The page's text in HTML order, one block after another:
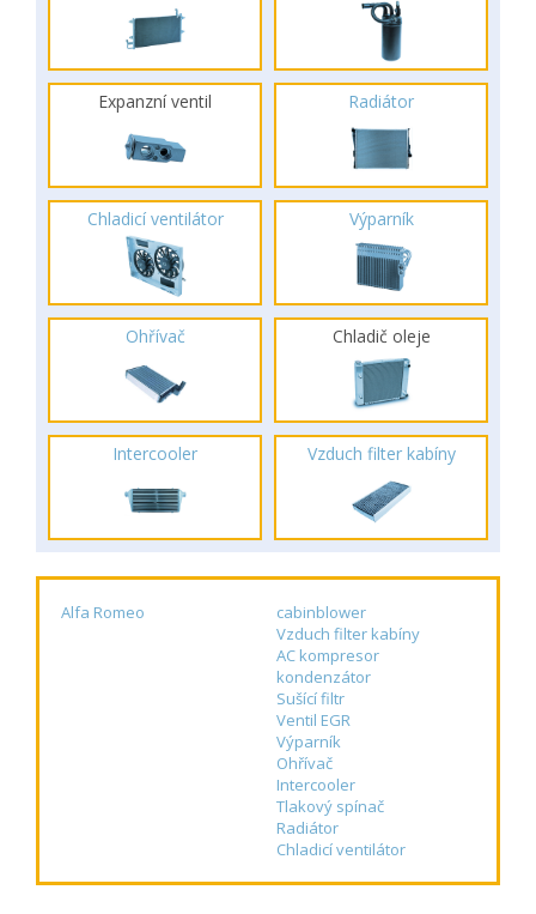
Expanzní ventil Radiátor
Chladicí ventilátor Výparník
Ohřívač Chladič oleje
Intercooler Vzduch filter kabíny
Alfa Romeo
cabinblower
Vzduch filter kabíny
AC kompresor
kondenzátor
Sušící filtr
Ventil EGR
Výparník
Ohřívač
Intercooler
Tlakový spínač
Radiátor
Chladicí ventilátor